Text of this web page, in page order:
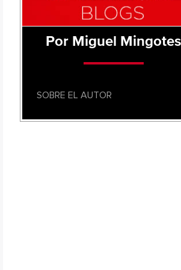
Por Miguel Mingotes
SOBRE EL AUTOR